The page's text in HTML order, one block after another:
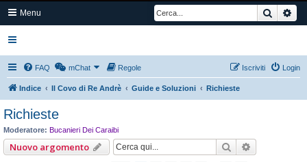
Menu Cerca
FAQ mChat Regole Login
Iscriviti
Indice Il Covo di Re Andrè Guide e Soluzioni Richieste
Richieste
Moderatore: Bucanieri Dei Caraibi
Nuovo argomento Cerca